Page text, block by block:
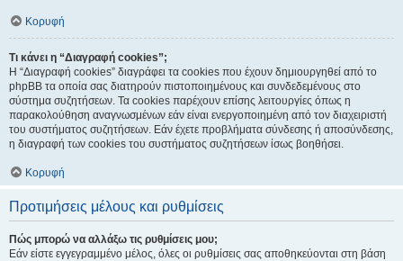
Κορυφή
Τι κάνει η “Διαγραφή cookies”;
Η “Διαγραφή cookies” διαγράφει τα cookies που έχουν δημιουργηθεί από το
phpBB τα οποία σας διατηρούν πιστοποιημένους και συνδεδεμένους στο
σύστημα συζητήσεων. Τα cookies παρέχουν επίσης λειτουργίες όπως η
παρακολούθηση αναγνωσμένων εάν είναι ενεργοποιημένη από τον διαχειριστή
του συστήματος συζητήσεων. Εάν έχετε προβλήματα σύνδεσης ή αποσύνδεσης,
η διαγραφή των cookies του συστήματος συζητήσεων ίσως βοηθήσει.
Κορυφή
Προτιμήσεις μέλους και ρυθμίσεις
Πώς μπορώ να αλλάξω τις ρυθμίσεις μου;
Εάν είστε εγγεγραμμένο μέλος, όλες οι ρυθμίσεις σας αποθηκεύονται στη βάση